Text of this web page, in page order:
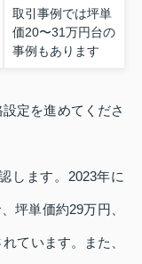
取引事例では坪単
価20〜31万円台の
事例もあります
定を進めてくださ
します。2023年に
坪単価約29万円、
ています。また、